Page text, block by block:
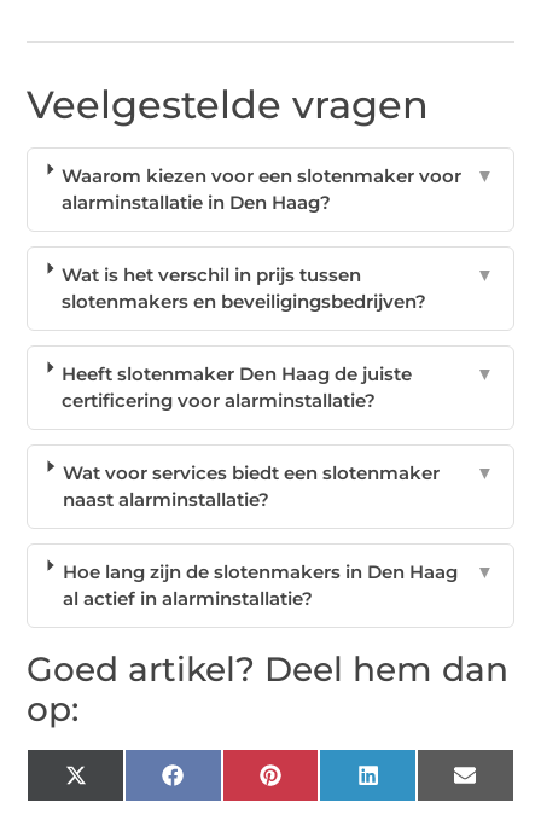
Veelgestelde vragen
Waarom kiezen voor een slotenmaker voor
alarminstallatie in Den Haag?
▼
Wat is het verschil in prijs tussen
slotenmakers en beveiligingsbedrijven?
▼
Heeft slotenmaker Den Haag de juiste
certificering voor alarminstallatie?
▼
Wat voor services biedt een slotenmaker
naast alarminstallatie?
▼
Hoe lang zijn de slotenmakers in Den Haag
al actief in alarminstallatie?
▼
Goed artikel? Deel hem dan
op:
X
(Twitter)
Facebook Pinterest LinkedIn Email